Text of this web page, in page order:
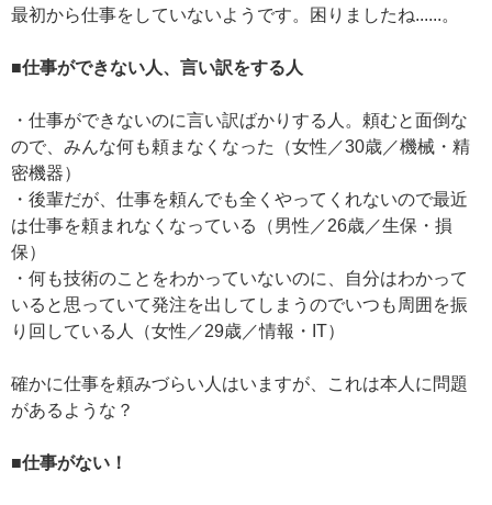
最初から仕事をしていないようです。困りましたね......。
■仕事ができない人、言い訳をする人
・仕事ができないのに言い訳ばかりする人。頼むと面倒な
ので、みんな何も頼まなくなった（女性／30歳／機械・精
密機器）
・後輩だが、仕事を頼んでも全くやってくれないので最近
は仕事を頼まれなくなっている（男性／26歳／生保・損
保）
・何も技術のことをわかっていないのに、自分はわかって
いると思っていて発注を出してしまうのでいつも周囲を振
り回している人（女性／29歳／情報・IT）
確かに仕事を頼みづらい人はいますが、これは本人に問題
があるような？
■仕事がない！